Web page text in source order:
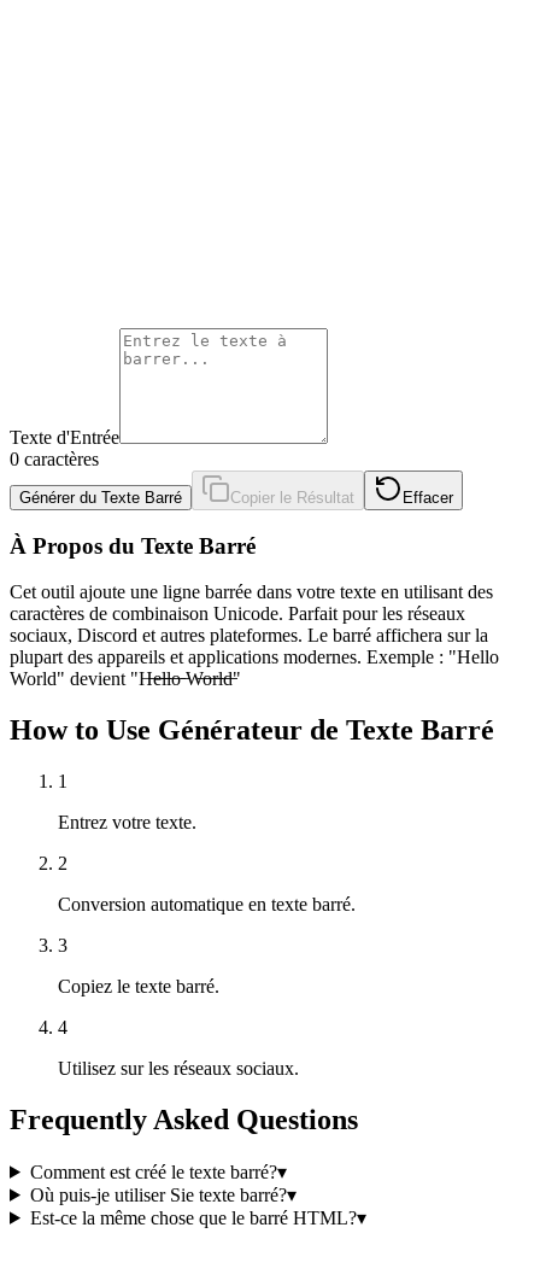
Texte d'Entrée
0 caractères
Générer du Texte Barré Copier le Résultat Effacer
À Propos du Texte Barré
Cet outil ajoute une ligne barrée dans votre texte en utilisant des
caractères de combinaison Unicode. Parfait pour les réseaux
sociaux, Discord et autres plateformes. Le barré affichera sur la
plupart des appareils et applications modernes. Exemple : "Hello
World" devient "H̶e̶l̶l̶o̶ ̶W̶o̶r̶l̶d̶"
How to Use Générateur de Texte Barré
1
Entrez votre texte.
2
Conversion automatique en texte barré.
3
Copiez le texte barré.
4
Utilisez sur les réseaux sociaux.
Frequently Asked Questions
Comment est créé le texte barré?▾
Où puis-je utiliser Sie texte barré?▾
Est-ce la même chose que le barré HTML?▾